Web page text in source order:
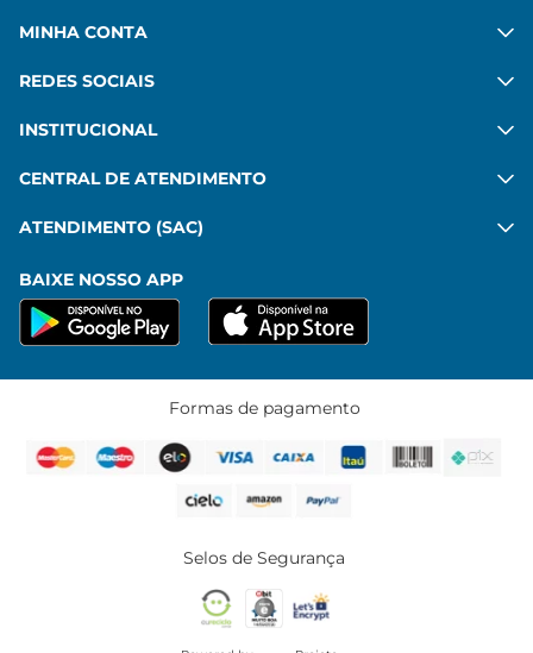
MINHA CONTA
REDES SOCIAIS
INSTITUCIONAL
CENTRAL DE ATENDIMENTO
ATENDIMENTO (SAC)
BAIXE NOSSO APP
Formas de pagamento
Selos de Segurança